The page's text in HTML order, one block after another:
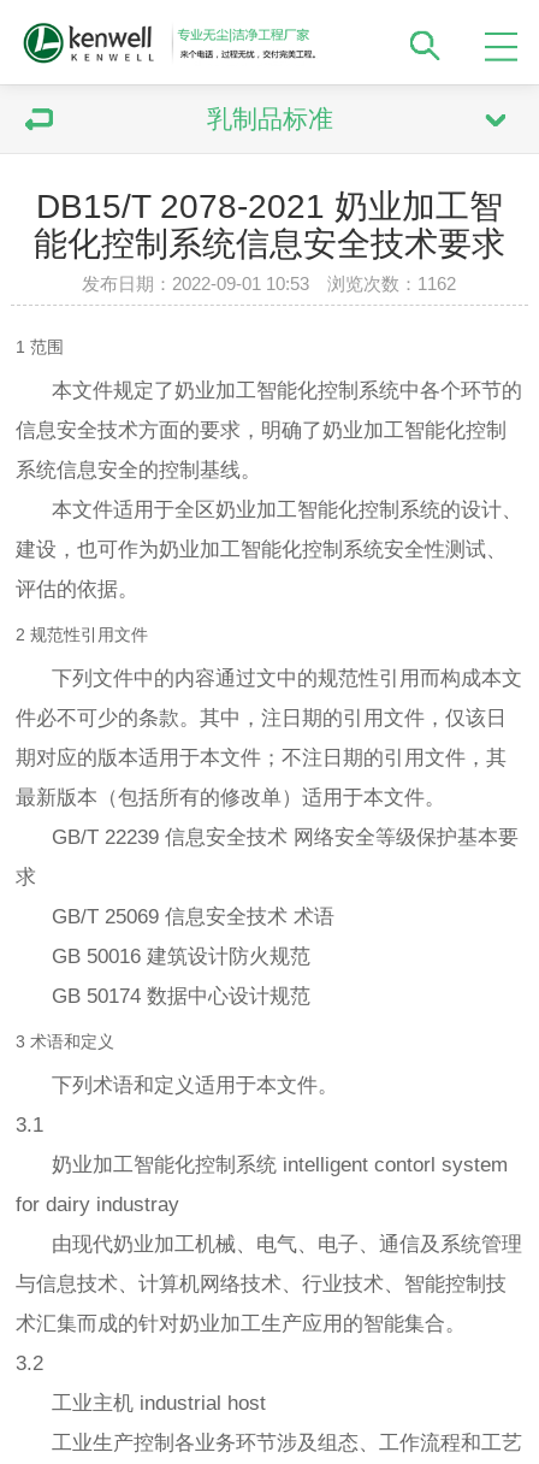
乳制品标准
DB15/T 2078-2021 奶业加工智
能化控制系统信息安全技术要求
发布日期：2022-09-01 10:53 浏览次数： 1162
1 范围
本文件规定了奶业加工智能化控制系统中各个环节的
信息安全技术方面的要求，明确了奶业加工智能化控制
系统信息安全的控制基线。
本文件适用于全区奶业加工智能化控制系统的设计、
建设，也可作为奶业加工智能化控制系统安全性测试、
评估的依据。
2 规范性引用文件
下列文件中的内容通过文中的规范性引用而构成本文
件必不可少的条款。其中，注日期的引用文件，仅该日
期对应的版本适用于本文件；不注日期的引用文件，其
最新版本（包括所有的修改单）适用于本文件。
GB/T 22239 信息安全技术 网络安全等级保护基本要
求
GB/T 25069 信息安全技术 术语
GB 50016 建筑设计防火规范
GB 50174 数据中心设计规范
3 术语和定义
下列术语和定义适用于本文件。
3.1
奶业加工智能化控制系统 intelligent contorl system
for dairy industray
由现代奶业加工机械、电气、电子、通信及系统管理
与信息技术、计算机网络技术、行业技术、智能控制技
术汇集而成的针对奶业加工生产应用的智能集合。
3.2
工业主机 industrial host
工业生产控制各业务环节涉及组态、工作流程和工艺